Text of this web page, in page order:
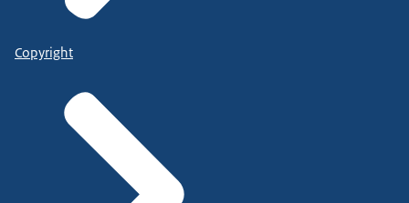
Copyright